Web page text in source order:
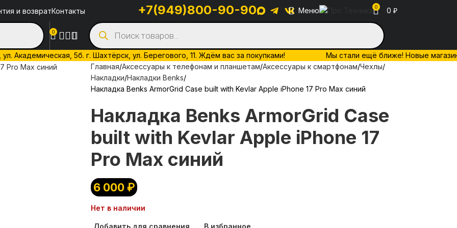
Академическая, 5б. г. Шахтёрск, ул. Берегового, 11. Ждём вас за покупками! Мы стали ещё ближе! Новые
и возвратКонтакты +7(949)800-90-90 Меню 0 0 ₽
0
Главная Аксессуары к телефонам и планшетам Аксессуары к смартфонам Чехлы
Накладки Накладки Benks
Накладка Benks ArmorGrid Case built with Kevlar Apple iPhone 17 Pro Max синий
Накладка Benks ArmorGrid Case
built with Kevlar Apple iPhone 17
Pro Max синий
6 000₽
Нет в наличии
Добавить для сравнения В избранное